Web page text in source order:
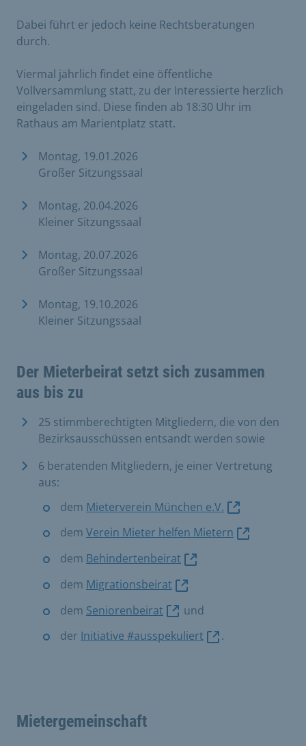
Dabei führt er jedoch keine Rechtsberatungen
durch.
Viermal jährlich findet eine öffentliche
Vollversammlung statt, zu der Interessierte herzlich
eingeladen sind. Diese finden ab 18:30 Uhr im
Rathaus am Marientplatz statt.
Montag, 19.01.2026
Großer Sitzungssaal
Montag, 20.04.2026
Kleiner Sitzungssaal
Montag, 20.07.2026
Großer Sitzungssaal
Montag, 19.10.2026
Kleiner Sitzungssaal
Der Mieterbeirat setzt sich zusammen
aus bis zu
25 stimmberechtigten Mitgliedern, die von den
Bezirksausschüssen entsandt werden sowie
6 beratenden Mitgliedern, je einer Vertretung
aus:
dem Mieterverein München e.V.
dem Verein Mieter helfen Mietern
dem Behindertenbeirat
dem Migrationsbeirat
dem Seniorenbeirat
und
der Initiative #ausspekuliert .
Mietergemeinschaft